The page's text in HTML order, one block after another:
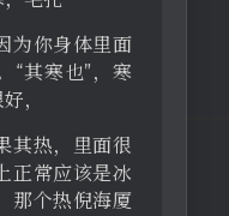
为你身体里面
“其寒也”，寒
，
其热，里面很
正常应该是冰
那个热倪海厦